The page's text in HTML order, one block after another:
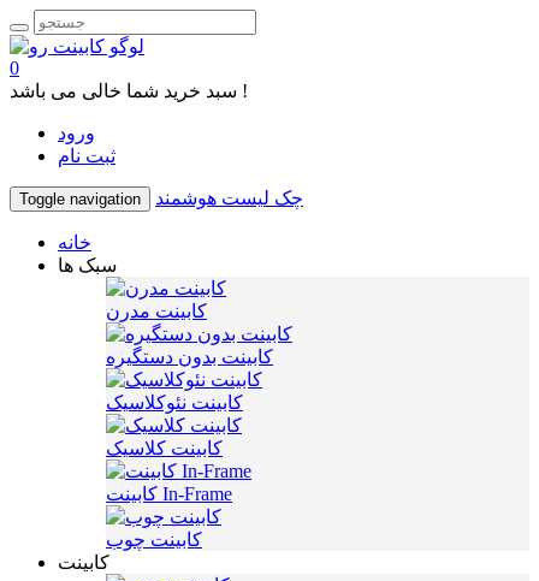
0
سبد خرید شما خالی می باشد !
ورود
ثبت نام
Toggle navigation چک لیست هوشمند
خانه
سبک ها
کابینت مدرن
کابینت بدون دستگیره
کابینت نئوکلاسیک
کابینت کلاسیک
کابینت In-Frame
کابینت چوب
کابینت